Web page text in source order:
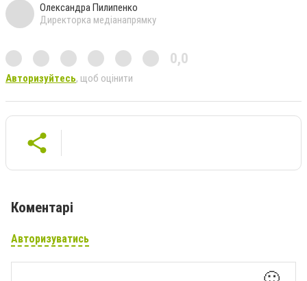
Олександра Пилипенко
Директорка медіанапрямку
0,0
Авторизуйтесь, щоб оцінити
Коментарі
Авторизуватись